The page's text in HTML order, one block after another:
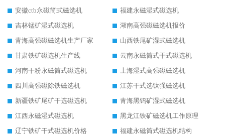
安徽ctb永磁筒式磁选机
福建永磁湿式磁选机
吉林锰矿湿式磁选机
湖南高强磁磁选机报价
青海高强磁磁选机生产厂家
山西铁尾矿湿式磁选机
甘肃铁矿磁选机生产线
云南永磁筒式干式磁选机
河南干粉永磁筒式磁选机
上海湿式高强磁磁选机
四川高强磁除铁磁选机
江苏干式选钛强磁选机
新疆铁矿尾矿干选磁选机
青海黑钨矿湿式磁选机
江西永磁湿式磁选机
黑龙江铁矿磁选机工作原理
辽宁铁矿干式磁选机价格
福建永磁筒式磁选机结构